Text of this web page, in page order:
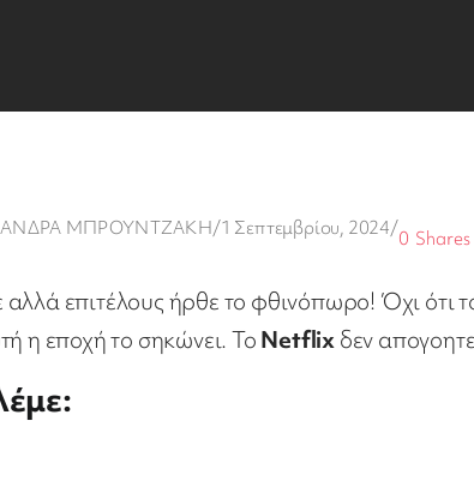
ΜΠΡΟΥΝΤΖΑΚΗ/1 Σεπτεμβρίου, 2024/ Shares
0
επιτέλους ήρθε το φθινόπωρο! Όχι ότι
η εποχή το σηκώνει. ΤοNetflixδεν